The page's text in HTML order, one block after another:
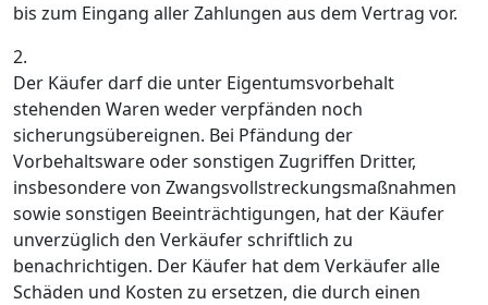
bis zum Eingang aller Zahlungen aus dem Vertrag vor.
2.
Der Käufer darf die unter Eigentumsvorbehalt
stehenden Waren weder verpfänden noch
sicherungsübereignen. Bei Pfändung der
Vorbehaltsware oder sonstigen Zugriffen Dritter,
insbesondere von Zwangsvollstreckungsmaßnahmen
sowie sonstigen Beeinträchtigungen, hat der Käufer
unverzüglich den Verkäufer schriftlich zu
benachrichtigen. Der Käufer hat dem Verkäufer alle
Schäden und Kosten zu ersetzen, die durch einen